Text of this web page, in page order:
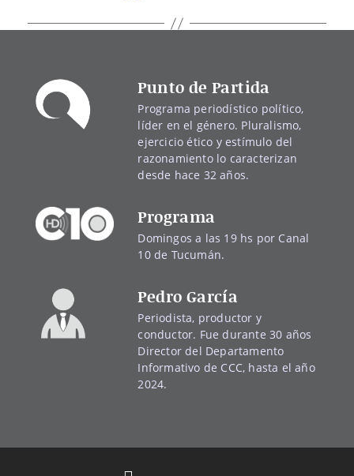
Punto de Partida
Programa periodístico político,
líder en el género. Pluralismo,
ejercicio ético y estímulo del
razonamiento lo caracterizan
desde hace 32 años.
Programa
Domingos a las 19 hs por Canal
10 de Tucumán.
Pedro García
Periodista, productor y
conductor. Fue durante 30 años
Director del Departamento
Informativo de CCC, hasta el año
2024.